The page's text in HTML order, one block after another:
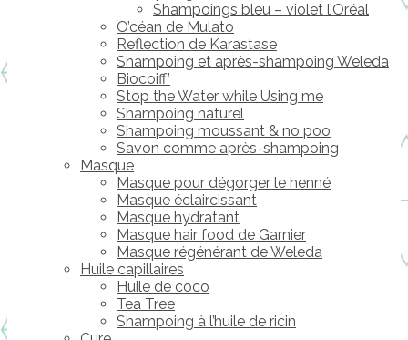
Shampoings bleu – violet l’Oréal
O’céan de Mulato
Reflection de Karastase
Shampoing et après-shampoing Weleda
Biocoiff’
Stop the Water while Using me
Shampoing naturel
Shampoing moussant & no poo
Savon comme après-shampoing
Masque
Masque pour dégorger le henné
Masque éclaircissant
Masque hydratant
Masque hair food de Garnier
Masque régénérant de Weleda
Huile capillaires
Huile de coco
Tea Tree
Shampoing à l’huile de ricin